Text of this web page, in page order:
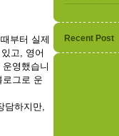
부터 실제
고, 영어
운영했습니
그로 운
담하지만,
Recent Post